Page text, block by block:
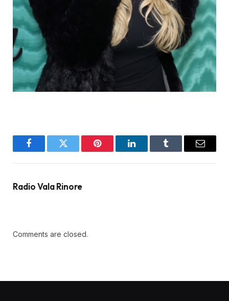
FacebookTwitter Pinterest LinkedInTumblr Email
Radio Vala Rinore
Comments are closed.